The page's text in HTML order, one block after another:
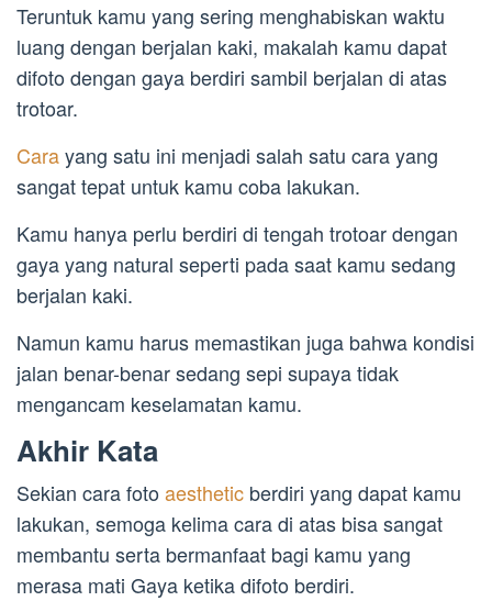
Teruntuk kamu yang sering menghabiskan waktu
luang dengan berjalan kaki, makalah kamu dapat
difoto dengan gaya berdiri sambil berjalan di atas
trotoar.
Carayang satu ini menjadi salah satu cara yang
sangat tepat untuk kamu coba lakukan.
Kamu hanya perlu berdiri di tengah trotoar dengan
gaya yang natural seperti pada saat kamu sedang
berjalan kaki.
Namun kamu harus memastikan juga bahwa kondisi
jalan benar-benar sedang sepi supaya tidak
mengancam keselamatan kamu.
Akhir Kata
Sekian cara fotoaesthetic berdiri yang dapat kamu
lakukan, semoga kelima cara di atas bisa sangat
membantu serta bermanfaat bagi kamu yang
merasa mati Gaya ketika difoto berdiri.